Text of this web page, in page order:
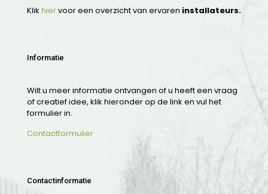
Klik hiervoor een overzicht van ervaren installateurs.
Informatie
Wilt u meer informatie ontvangen of u heeft een vraag
of creatief idee, klik hieronder op de link en vul het
formulier in.
Contactformulier
Contactinformatie